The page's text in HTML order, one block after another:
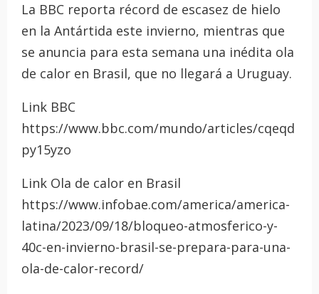
La BBC reporta récord de escasez de hielo
en la Antártida este invierno, mientras que
se anuncia para esta semana una inédita ola
de calor en Brasil, que no llegará a Uruguay.
Link BBC
https://www.bbc.com/mundo/articles/cqeqd
py15yzo
Link Ola de calor en Brasil
https://www.infobae.com/america/america-
latina/2023/09/18/bloqueo-atmosferico-y-
40c-en-invierno-brasil-se-prepara-para-una-
ola-de-calor-record/